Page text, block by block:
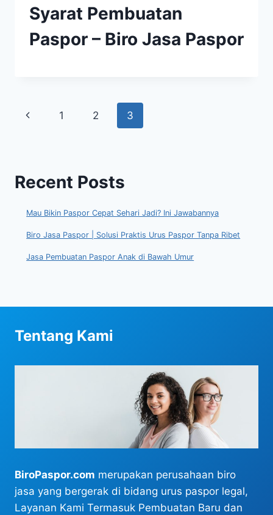
Syarat Pembuatan
Paspor – Biro Jasa Paspor
Page
Previous
1 2 3
Recent Posts
Mau Bikin Paspor Cepat Sehari Jadi? Ini Jawabannya
Biro Jasa Paspor | Solusi Praktis Urus Paspor Tanpa Ribet
Jasa Pembuatan Paspor Anak di Bawah Umur
Tentang Kami
BiroPaspor.com merupakan perusahaan biro
jasa yang bergerak di bidang urus paspor legal,
Layanan Kami Termasuk Pembuatan Baru dan